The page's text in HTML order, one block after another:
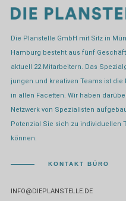
Die Planstelle GmbH mit Sitz in
Hamburg besteht aus fünf
aktuell 22 Mitarbeitern. Das
jungen und kreativen Teams ist die
in allen Facetten. Wir haben
Netzwerk von Spezialisten
Potenzial Sie sich zu individuellen
können.
KONTAKT BÜRO
INFO@DIEPLANSTELLE.DE